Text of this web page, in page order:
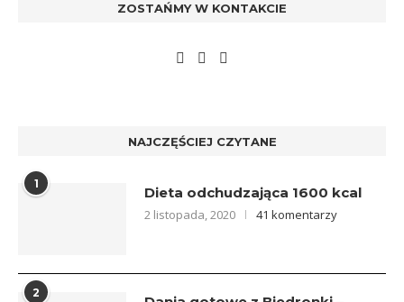
ZOSTAŃMY W KONTAKCIE
NAJCZĘŚCIEJ CZYTANE
1
Dieta odchudzająca 1600 kcal
2 listopada, 2020 41 komentarzy
2